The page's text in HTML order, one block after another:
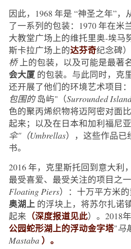
因此，1968 年是 “神圣之年”
了一系列的包装：1970 年在米
大教堂广场上的维托里奥-埃马
斯卡拉广场上的达芬奇纪念碑
桥 上的包装，以及可能是最著
会大厦 的包装。与此同时，克
还开展了他们的环境艺术项目
包围的岛屿"（Surrounded
色的聚丙烯织物将迈阿密对面
起来；以及在日本和加利福尼
伞"（Umbrellas），这些作品已
书。
2016 年，克里斯托回到意大利
最受喜爱、最受关注的项目之
Floating Piers）：十万平方米
奥湖上 的浮块上，将苏尔扎诺
起来 （深度报道见此）。2018
公园蛇形湖上的浮动金字塔"马
Mastaba ）。